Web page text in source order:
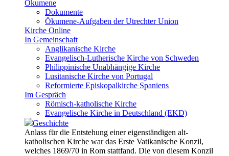
Ökumene
Dokumente
Ökumene-Aufgaben der Utrechter Union
Kirche Online
In Gemeinschaft
Anglikanische Kirche
Evangelisch-Lutherische Kirche von Schweden
Philippinische Unabhängige Kirche
Lusitanische Kirche von Portugal
Reformierte Episkopalkirche Spaniens
Im Gespräch
Römisch-katholische Kirche
Evangelische Kirche in Deutschland (EKD)
Geschichte
Anlass für die Entstehung einer eigenständigen alt-
katholischen Kirche war das Erste Vatikanische Konzil,
welches 1869/70 in Rom stattfand. Die von diesem Konzil